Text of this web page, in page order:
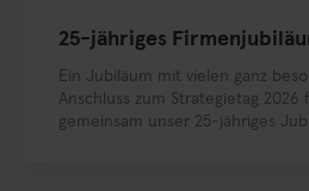
25-jähriges
Ein Jubiläum mit vielen ganz
Anschluss zum Strategietag
gemeinsam unser 25-jähriges